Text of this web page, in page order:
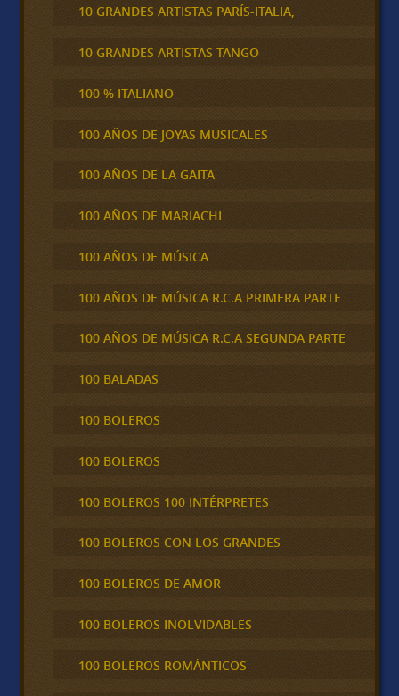
10 GRANDES ARTISTAS PARÍS-ITALIA,
10 GRANDES ARTISTAS TANGO
100 % ITALIANO
100 AÑOS DE JOYAS MUSICALES
100 AÑOS DE LA GAITA
100 AÑOS DE MARIACHI
100 AÑOS DE MÚSICA
100 AÑOS DE MÚSICA R.C.A PRIMERA PARTE
100 AÑOS DE MÚSICA R.C.A SEGUNDA PARTE
100 BALADAS
100 BOLEROS
100 BOLEROS
100 BOLEROS 100 INTÉRPRETES
100 BOLEROS CON LOS GRANDES
100 BOLEROS DE AMOR
100 BOLEROS INOLVIDABLES
100 BOLEROS ROMÁNTICOS